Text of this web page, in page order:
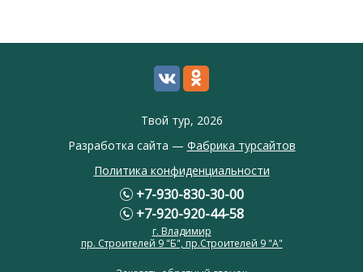
Твой тур, 2026
Разработка сайта — Фабрика турсайтов
Политика конфиденциальности
+7-930-830-30-00
+7-920-920-44-58
г. Владимир
пр. Строителей 9 "Б", пр.Строителей 9 "А"